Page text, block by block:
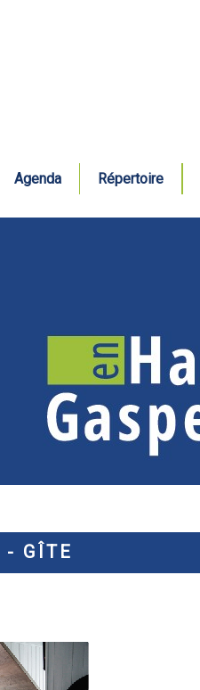
Agenda Répertoire
- GÎTE